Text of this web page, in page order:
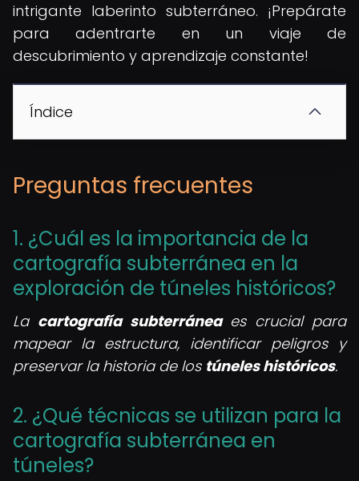
intrigante laberinto subterráneo. ¡Prepárate
para adentrarte en un viaje de
descubrimiento y aprendizaje constante!
Índice
Preguntas frecuentes
1. ¿Cuál es la importancia de la
cartografía subterránea en la
exploración de túneles históricos?
La cartografía subterráneaes crucial para
mapear la estructura, identificar peligros y
preservar la historia de los túneles históricos.
2. ¿Qué técnicas se utilizan para la
cartografía subterránea en
túneles?